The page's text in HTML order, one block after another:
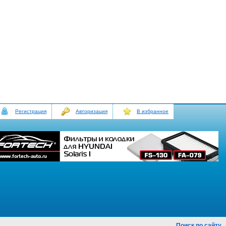
Регистрация Авторизация В избранное